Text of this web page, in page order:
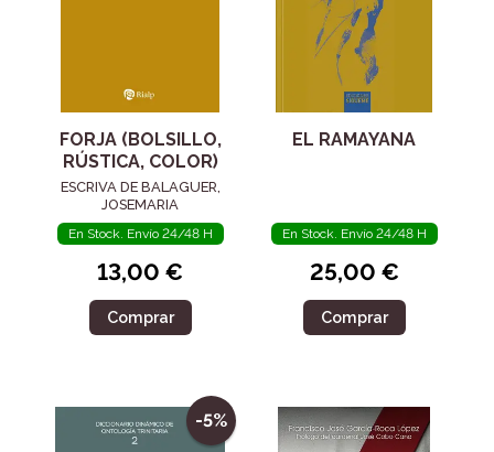
FORJA (BOLSILLO,
RÚSTICA, COLOR)
ESCRIVA DE BALAGUER,
JOSEMARIA
En Stock. Envío 24/48 H
13,00 €
Comprar
EL RAMAYANA
En Stock. Envío 24/48 H
25,00 €
Comprar
-5%